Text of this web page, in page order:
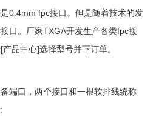
0.4mm fpc接口。但是随着技术的发
口。厂家TXGA开发生产各类fpc接
品中心]选择型号并下订单。
端口，两个接口和一根软排线统称